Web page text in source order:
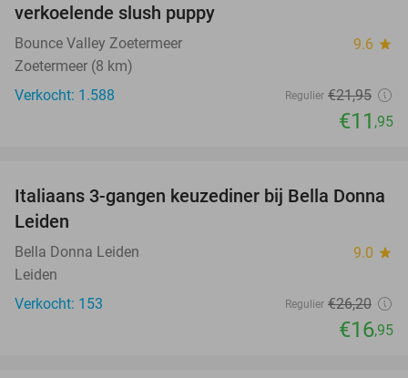
verkoelende slush puppy
Bounce Valley Zoetermeer 9.6 star
Zoetermeer (8 km)
Verkocht: 1.588
Regulier €21,95
€11 ,95
35%
Italiaans 3-gangen keuzediner bij Bella Donna
Leiden
Bella Donna Leiden 9.0 star
Leiden
Verkocht: 153
Regulier €26,20
€16,95